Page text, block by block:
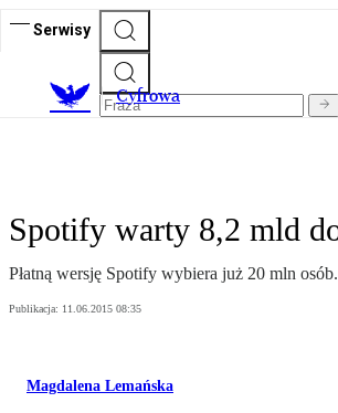
Serwisy
Cyfrowa
Spotify warty 8,2 mld
Płatną wersję Spotify wybiera już 20 mln
Publikacja: 11.06.2015 08:35
Magdalena Lemańska